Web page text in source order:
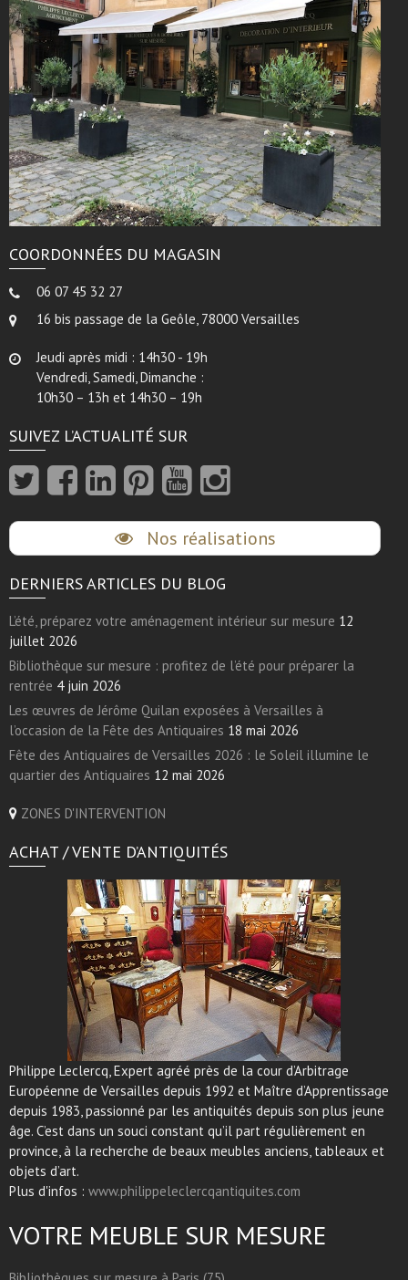
COORDONNÉES DU MAGASIN
06 07 45 32 27
16 bis passage de la Geôle, 78000 Versailles
Jeudi après midi : 14h30 - 19h
Vendredi, Samedi, Dimanche :
10h30 – 13h et 14h30 – 19h
SUIVEZ L’ACTUALITÉ SUR
Nos réalisations
DERNIERS ARTICLES DU BLOG
L’été, préparez votre aménagement intérieur sur mesure 12
juillet 2026
Bibliothèque sur mesure : profitez de l’été pour préparer la
rentrée 4 juin 2026
Les œuvres de Jérôme Quilan exposées à Versailles à
l’occasion de la Fête des Antiquaires 18 mai 2026
Fête des Antiquaires de Versailles 2026 : le Soleil illumine le
quartier des Antiquaires 12 mai 2026
ZONES D'INTERVENTION
ACHAT / VENTE D’ANTIQUITÉS
Philippe Leclercq, Expert agréé près de la cour d’Arbitrage
Européenne de Versailles depuis 1992 et Maître d’Apprentissage
depuis 1983, passionné par les antiquités depuis son plus jeune
âge. C’est dans un souci constant qu’il part régulièrement en
province, à la recherche de beaux meubles anciens, tableaux et
objets d’art.
Plus d'infos : www.philippeleclercqantiquites.com
VOTRE MEUBLE SUR MESURE